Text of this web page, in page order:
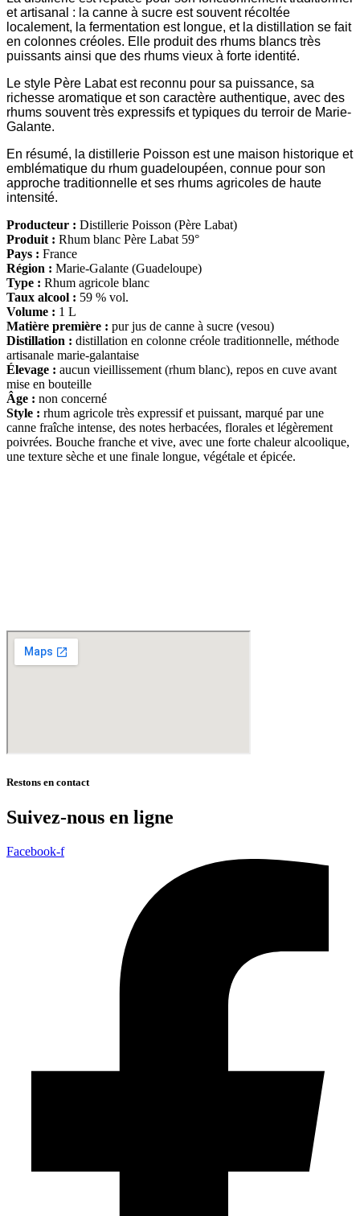
et artisanal : la canne à sucre est souvent récoltée
localement, la fermentation est longue, et la distillation se fait
en colonnes créoles. Elle produit des rhums blancs très
puissants ainsi que des rhums vieux à forte identité.
Le style Père Labat est reconnu pour sa puissance, sa
richesse aromatique et son caractère authentique, avec des
rhums souvent très expressifs et typiques du terroir de Marie-
Galante.
En résumé, la distillerie Poisson est une maison historique et
emblématique du rhum guadeloupéen, connue pour son
approche traditionnelle et ses rhums agricoles de haute
intensité.
Producteur : Distillerie Poisson (Père Labat)
Produit : Rhum blanc Père Labat 59°
Pays : France
Région : Marie-Galante (Guadeloupe)
Type : Rhum agricole blanc
Taux alcool : 59 % vol.
Volume : 1 L
Matière première : pur jus de canne à sucre (vesou)
Distillation : distillation en colonne créole traditionnelle, méthode
artisanale marie-galantaise
Élevage : aucun vieillissement (rhum blanc), repos en cuve avant
mise en bouteille
Âge : non concerné
Style : rhum agricole très expressif et puissant, marqué par une
canne fraîche intense, des notes herbacées, florales et légèrement
poivrées. Bouche franche et vive, avec une forte chaleur alcoolique,
une texture sèche et une finale longue, végétale et épicée.
Restons en contact
Suivez-nous en ligne
Facebook-f